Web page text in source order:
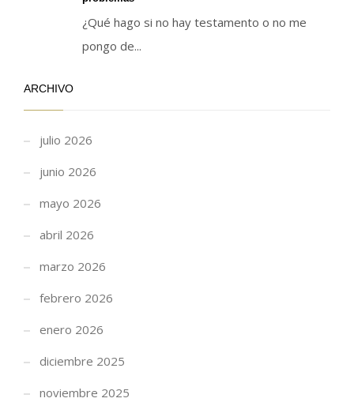
¿Qué hago si no hay testamento o no me
pongo de...
ARCHIVO
julio 2026
junio 2026
mayo 2026
abril 2026
marzo 2026
febrero 2026
enero 2026
diciembre 2025
noviembre 2025